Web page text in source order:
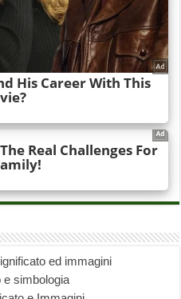
ed immagini
e simbologia